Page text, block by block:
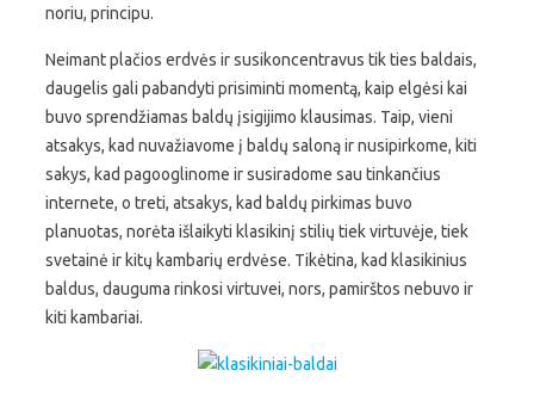
noriu, principu.
Neimant plačios erdvės ir susikoncentravus tik ties baldais,
daugelis gali pabandyti prisiminti momentą, kaip elgėsi kai
buvo sprendžiamas baldų įsigijimo klausimas. Taip, vieni
atsakys, kad nuvažiavome į baldų saloną ir nusipirkome, kiti
sakys, kad pagooglinome ir susiradome sau tinkančius
internete, o treti, atsakys, kad baldų pirkimas buvo
planuotas, norėta išlaikyti klasikinį stilių tiek virtuvėje, tiek
svetainė ir kitų kambarių erdvėse. Tikėtina, kad klasikinius
baldus, dauguma rinkosi virtuvei, nors, pamirštos nebuvo ir
kiti kambariai.